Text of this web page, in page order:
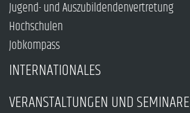
Jugend- und Auszubildendenvertretung
Hochschulen
Jobkompass
INTERNATIONALES
VERANSTALTUNGEN UND SEMINARE